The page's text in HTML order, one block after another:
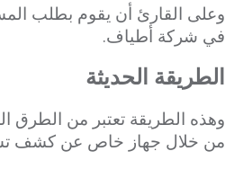
وعلى القارئ أن يقوم بطلب
في شركة أطياف.
الطريقة الحديثة
وهذه الطريقة تعتبر من الطرق
من خلال جهاز خاص عن كشف